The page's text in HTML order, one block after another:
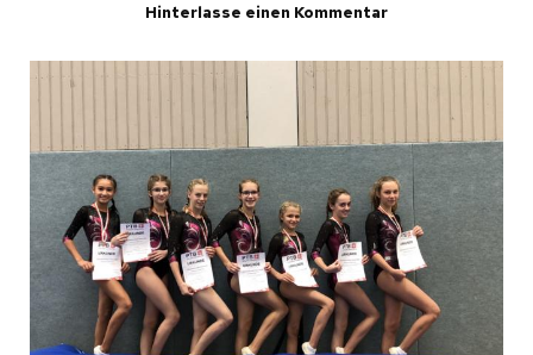
Hinterlasse einen Kommentarzu
Meisterschaften